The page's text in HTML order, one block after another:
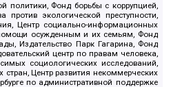
политики, Фонд борьбы с коррупцией,
экологической преступности,
Центр социально-информационных
осужденным и их семьям, Фонд
Издательство Парк Гагарина, Фонд
центр по правам человека,
социологических исследований,
Центр развития некоммерческих
по административной поддержке